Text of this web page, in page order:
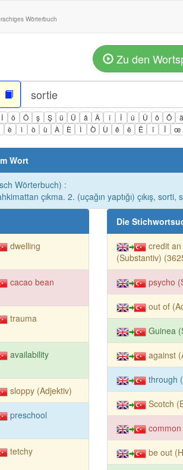
Wörterbuch
Zu den
İ ö Ö ş Ş ü Ü â Â î Î û Û ô Ô ä
è ì ò ù À È Ì Ò Ù ê ë Ë ï Ï œ
Wort
Wörterbuch) :
çıkma. 2. (uçağın yaptığı) çıkış, sorti,
dwelling
cacao bean
trauma
availability
sloppy (Adjektiv)
preschool
tetchy
Die
credit an
(Substantiv)
psycho
out of
Guinea
against
through
Scotch
common
be out